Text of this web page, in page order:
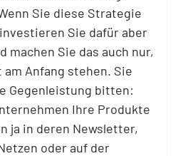
Sie diese Strategie
Sie dafür aber
machen Sie das auch nur,
Anfang stehen. Sie
Gegenleistung bitten:
Ihre Produkte
ja in deren Newsletter,
oder auf der